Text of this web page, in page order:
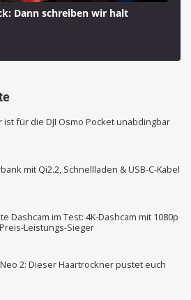
Dann schreiben wir halt
für die DJI Osmo Pocket unabdingbar
mit Qi2.2, Schnellladen & USB-C-Kabel
Dashcam im Test: 4K-Dashcam mit 1080p
Leistungs-Sieger
2: Dieser Haartrockner pustet euch